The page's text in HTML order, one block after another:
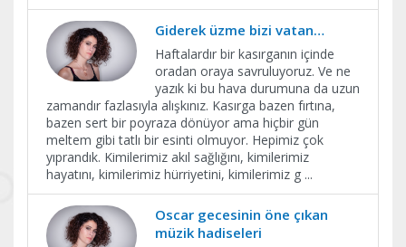
Giderek üzme bizi vatan…
Haftalardır bir kasırganın içinde
oradan oraya savruluyoruz. Ve ne
yazık ki bu hava durumuna da uzun
zamandır fazlasıyla alışkınız. Kasırga bazen fırtına,
bazen sert bir poyraza dönüyor ama hiçbir gün
meltem gibi tatlı bir esinti olmuyor. Hepimiz çok
yıprandık. Kimilerimiz akıl sağlığını, kimilerimiz
hayatını, kimilerimiz hürriyetini, kimilerimiz g ...
Oscar gecesinin öne çıkan
müzik hadiseleri